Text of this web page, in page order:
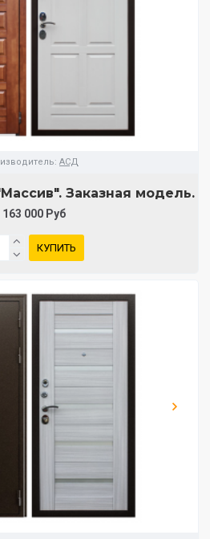
АСД
Заказная модель.
163 000 Руб
КУПИТЬ